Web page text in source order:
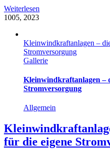
Weiterlesen
1005, 2023
Kleinwindkraftanlagen –
Stromversorgung
Gallerie
Kleinwindkraftanlagen –
Stromversorgung
Allgemein
für die eigene